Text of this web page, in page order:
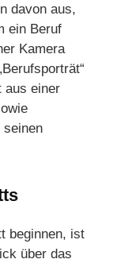
davon aus,
ein Beruf
Kamera
aus einer
seinen
beginnen, ist
über das